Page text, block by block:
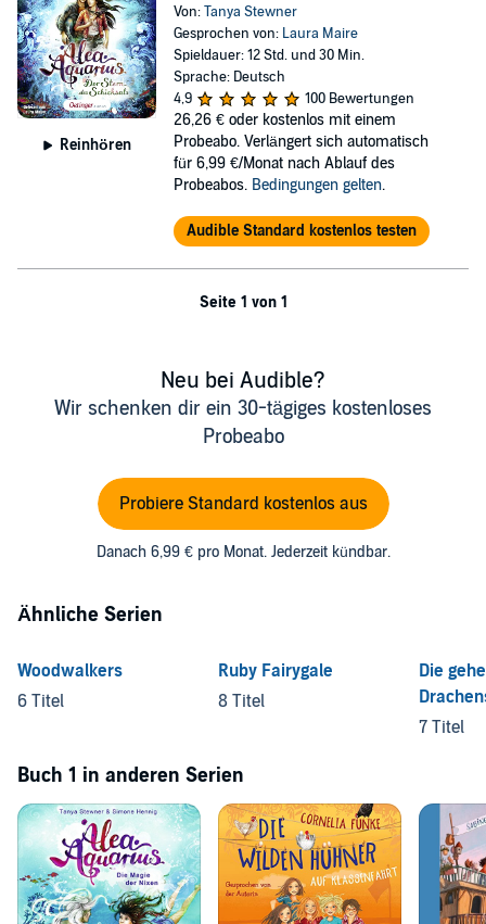
Reinhören
Von:Tanya Stewner
Gesprochen von: Laura Maire
Spieldauer: 12 Std. und 30 Min.
Sprache: Deutsch
4,9
100 Bewertungen
26,26 € oder kostenlos mit einem
Probeabo. Verlängert sich automatisch
für 6,99 €/Monat nach Ablauf des
Probeabos. Bedingungen gelten.
Audible Standard kostenlos testen
Seite 1 von 1
Neu bei Audible?
Wir schenken dir ein 30-tägiges kostenloses
Probeabo
Probiere Standard kostenlos aus
Danach 6,99 € pro Monat. Jederzeit kündbar.
Ähnliche Serien
Woodwalkers
6 Titel
Ruby Fairygale
8 Titel
Die
7 Titel
Buch 1 in anderen Serien